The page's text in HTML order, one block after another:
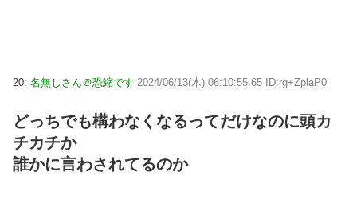
20: 名無しさん＠恐縮です 2024/06/13(木) 06:10:55.65 ID:rg+ZplaP0
どっちでも構わなくなるってだけなのに頭カ
チカチか
誰かに言わされてるのか